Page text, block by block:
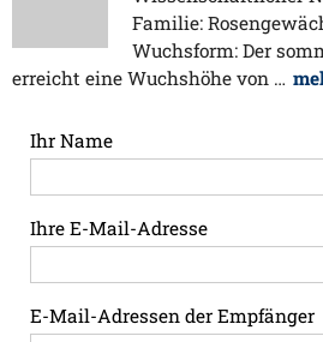
Familie:
Wuchsform: Der
erreicht eine Wuchshöhe von …
Ihr Name
Ihre E-Mail-Adresse
E-Mail-Adressen der Empfänger